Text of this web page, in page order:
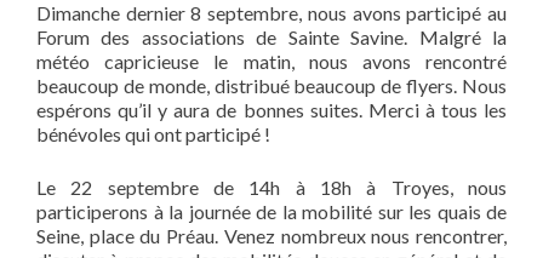
Dimanche dernier 8 septembre, nous avons participé au
Forum des associations de Sainte Savine. Malgré la
météo capricieuse le matin, nous avons rencontré
beaucoup de monde, distribué beaucoup de flyers. Nous
espérons qu’il y aura de bonnes suites. Merci à tous les
bénévoles qui ont participé !
Le 22 septembre de 14h à 18h à Troyes, nous
participerons à la journée de la mobilité sur les quais de
Seine, place du Préau. Venez nombreux nous rencontrer,